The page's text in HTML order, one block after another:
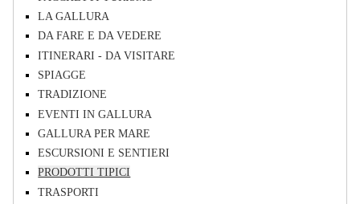
LA GALLURA
DA FARE E DA VEDERE
ITINERARI - DA VISITARE
SPIAGGE
TRADIZIONE
EVENTI IN GALLURA
GALLURA PER MARE
ESCURSIONI E SENTIERI
PRODOTTI TIPICI
TRASPORTI